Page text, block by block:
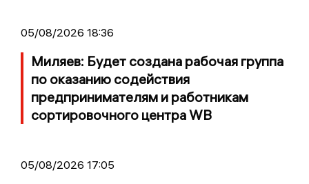
05/08/2026 18:36
Миляев: Будет создана рабочая группа
по оказанию содействия
предпринимателям и работникам
сортировочного центра WB
05/08/2026 17:05